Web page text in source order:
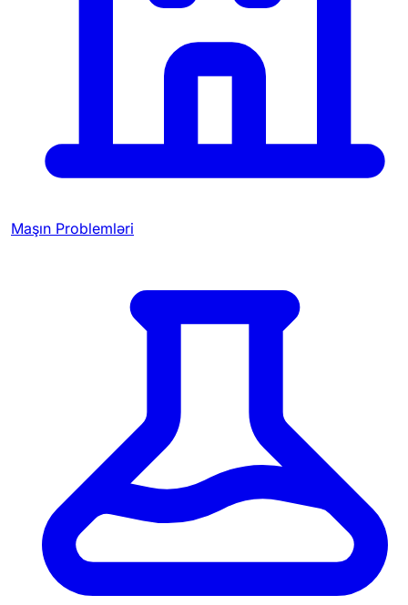
Maşın Problemləri